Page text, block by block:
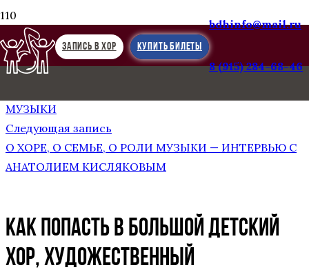
ЗАПИСЬ В ХОР КУПИТЬ БИЛЕТЫ
bdhinfo@mail.ru
8 (915) 284-68-46
Предыдущая запись
МУЗЫКИ
Следующая запись
О ХОРЕ, О СЕМЬЕ, О РОЛИ МУЗЫКИ — ИНТЕРВЬЮ С
АНАТОЛИЕМ КИСЛЯКОВЫМ
Как попасть в Большой детский
хор, художественный